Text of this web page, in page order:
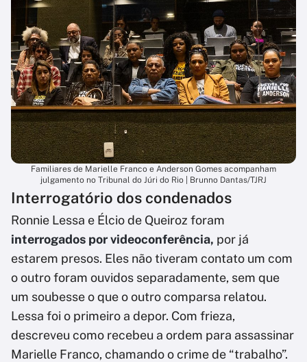
Familiares de Marielle Franco e Anderson Gomes acompanham
julgamento no Tribunal do Júri do Rio | Brunno Dantas/TJRJ
Interrogatório dos condenados
Ronnie Lessa e Élcio de Queiroz foram
interrogados por videoconferência, por já
estarem presos. Eles não tiveram contato um com
o outro foram ouvidos separadamente, sem que
um soubesse o que o outro comparsa relatou.
Lessa foi o primeiro a depor. Com frieza,
descreveu como recebeu a ordem para assassinar
Marielle Franco, chamando o crime de “trabalho”.